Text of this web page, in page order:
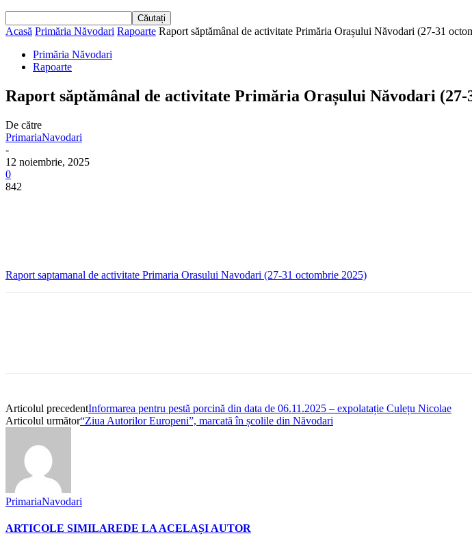
Acasă Primăria Năvodari Rapoarte Raport săptămânal de activitate Primăria Orașului Năvodari (27-31
Primăria Năvodari
Rapoarte
Raport săptămânal de activitate Primăria Orașului Năvodari (27-
De către
PrimariaNavodari
-
12 noiembrie, 2025
0
842
Raport saptamanal de activitate Primaria Orasului Navodari (27-31 octombrie 2025)
Articolul precedentInformarea pentru pestă porcină din data de 06.11.2025 – expolatație Culețu Nicolae
Articolul următor“Ziua Autorilor Europeni”, marcată în școlile din Năvodari
PrimariaNavodari
ARTICOLE SIMILAREDE LA ACELAȘI AUTOR